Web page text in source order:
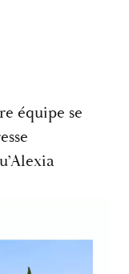
équipe se